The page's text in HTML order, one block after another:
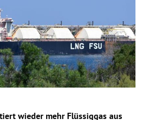
wieder mehr Flüssiggas aus